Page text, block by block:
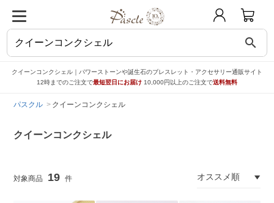
search
クイーンコンクシェル｜パワーストーンや誕生石のブレスレット・アクセサリー通販サイト
12時までのご注文で最短翌日にお届け 10,000円以上のご注文で送料無料
パスクル クイーンコンクシェル
クイーンコンクシェル
19